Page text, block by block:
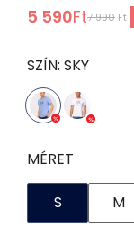
5 590Ft7 990 Ft
SZÍN: SKY
MÉRET
S M